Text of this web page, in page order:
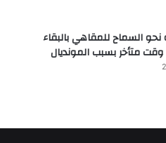
نحو السماح للمقاهي بالبقاء
متأخر بسبب المونديال